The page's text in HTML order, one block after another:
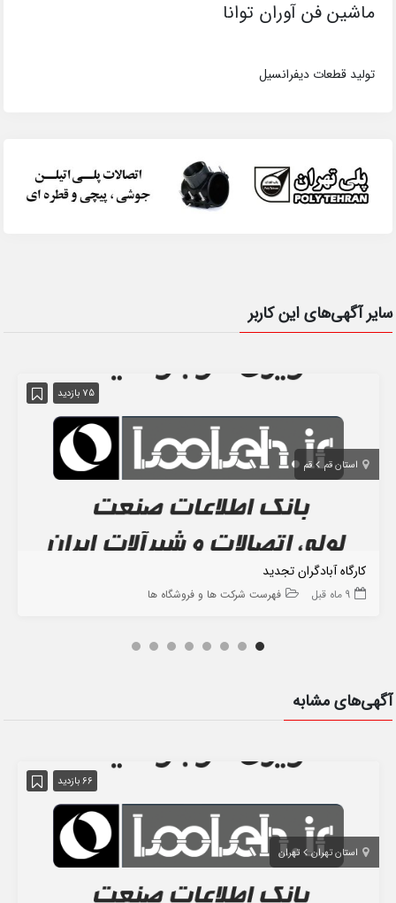
ماشین فن آوران توانا
تولید قطعات دیفرانسیل
سایر آگهی‌های این کاربر
75 بازدید
استان قم قم
کارگاه آبادگران تجدید
9 ماه قبل فهرست شرکت ها و فروشگاه ها
آگهی‌های مشابه
66 بازدید
استان تهران تهران